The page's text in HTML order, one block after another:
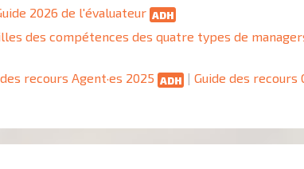
2026 de l'évaluateur ADH
des compétences des quatre types de
recours Agent·es 2025 ADH |Guide des recours